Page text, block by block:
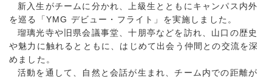
新入生がチームに分かれ、上級生とともにキャンパス内外
を巡る「YMG デビュー・フライト」を実施しました。
瑠璃光寺や旧県会議事堂、十朋亭などを訪れ、山口の歴史
や魅力に触れるとともに、はじめて出会う仲間との交流を深
めました。
活動を通して、自然と会話が生まれ、チーム内での距離が